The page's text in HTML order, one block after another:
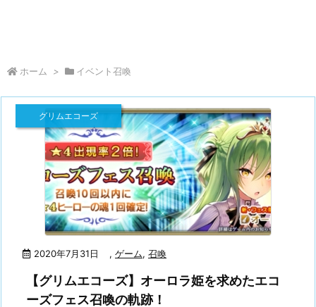
ホーム > イベント召喚
2020年7月31日
グリムエコーズ
, ゲーム, 召喚
【グリムエコーズ】オーロラ姫を求めたエコ
ーズフェス召喚の軌跡！